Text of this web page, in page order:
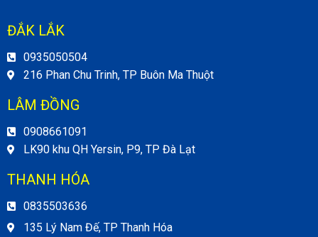
ĐẮK LẮK
0935050504
216 Phan Chu Trinh, TP Buôn Ma Thuột
LÂM ĐỒNG
0908661091
LK90 khu QH Yersin, P9, TP Đà Lạt
THANH HÓA
0835503636
135 Lý Nam Đế, TP Thanh Hóa